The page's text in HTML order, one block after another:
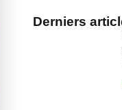
Derniers